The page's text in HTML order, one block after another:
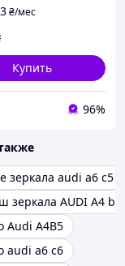
₴/мес
Купить
96%
зеркала audi a6 c5
зеркала AUDI A4 b8
Audi A4B5
audi a6 c6